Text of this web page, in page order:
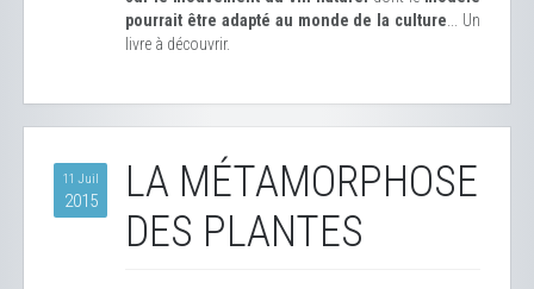
pourrait être adapté au monde de la culture ... Un
livre à découvrir.
11 Juil
2015
LA MÉTAMORPHOSE
DES PLANTES